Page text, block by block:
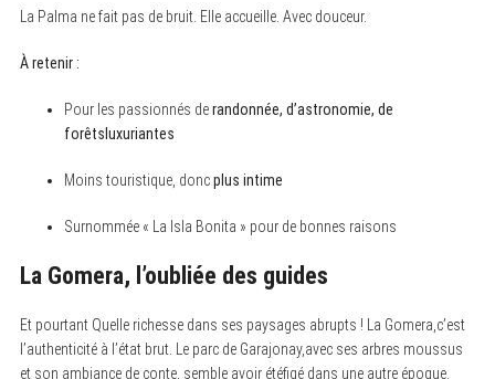
La Palma ne fait pas de bruit. Elle accueille. Avec douceur.
À retenir :
Pour les passionnés derandonnée, d’astronomie, de
forêtsluxuriantes
Moins touristique, doncplus intime
Surnommée « La Isla Bonita » pour de bonnes raisons
La Gomera, l’oubliée des guides
Et pourtant Quelle richesse dans ses paysages abrupts ! La Gomera,c’est
l’authenticité à l’état brut. Le parc de Garajonay,avec ses arbres moussus
et son ambiance de conte, semble avoir étéfigé dans une autre époque.